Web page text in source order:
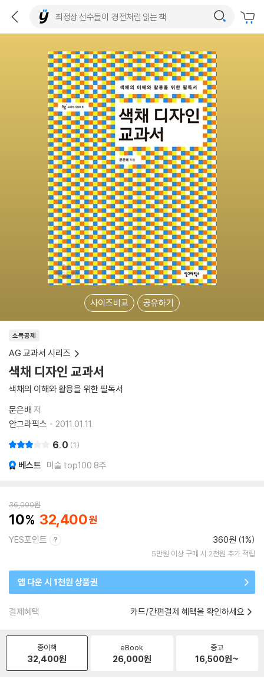
사이즈비교 공유하기
소득공제
AG 교과서 시리즈
색채 디자인 교과서
색채의 이해와 활용을 위한 필독서
문은배 저
안그라픽스
2011.01.11.
6.0 1
베스트 미술 top100 8주
36,000원
10 32,400
YES포인트 360원 (1%)
5만원 이상 구매 시 2천원 추가 적립
앱 다운 시 1천원 상품권
결제혜택 카드/간편결제 혜택을 확인하세요
종이책
32,400원
eBook
26,000원
중고
16,500원~